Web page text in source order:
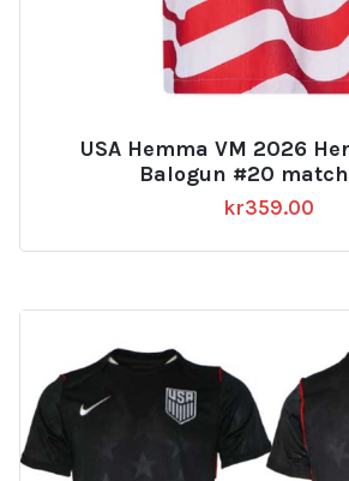
USA Hemma VM 2026
Balogun #20
kr359.00